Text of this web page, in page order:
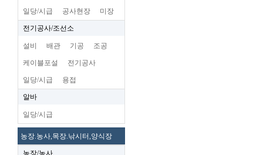
일당/시급 공사현장 미장
전기공사/조선소
설비 배관 기공 조공
케이블포설 전기공사
일당/시급 용접
알바
일당/시급
농장.농사,목장.낚시터,양식장
농장/농사